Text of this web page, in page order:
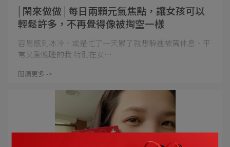
| 閑來做做 | 每日兩顆元氣焦點，讓女孩可以
輕鬆許多，不再覺得像被掏空一樣
容易感到冰冷、或是忙了一天累了就想躲進被窩休息、平
常又愛晚睡的我 特別在女⋯
閱讀更多 ->